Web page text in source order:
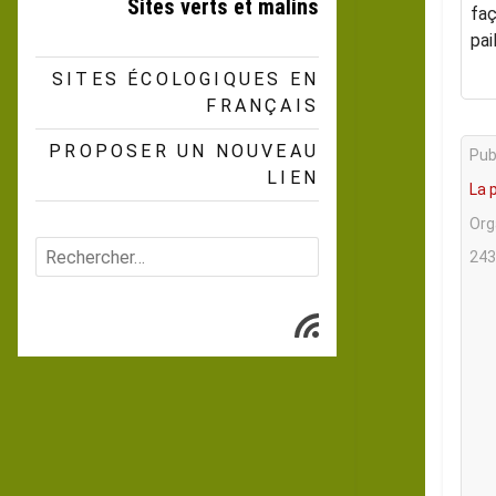
Sites verts et malins
SITES ÉCOLOGIQUES EN
FRANÇAIS
PROPOSER UN NOUVEAU
LIEN
Rechercher :
Subscribe
La